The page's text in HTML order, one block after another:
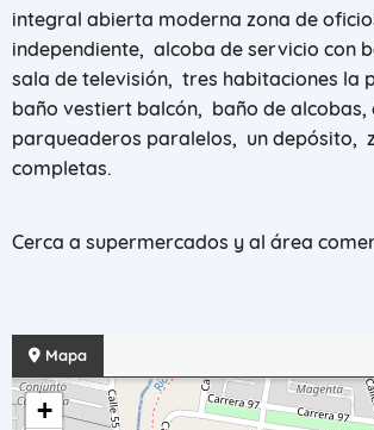
integral abierta moderna zona de
independiente, alcoba de servicio con
sala de televisión, tres habitaciones la
baño vestiert balcón, baño de alcobas,
parqueaderos paralelos, un depósito,
completas.
Cerca a supermercados y al área
Mapa
+